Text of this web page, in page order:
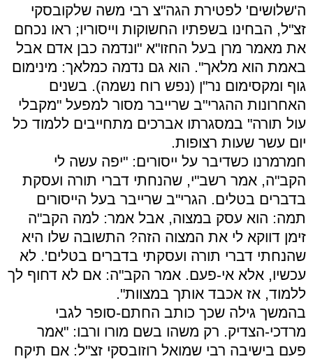
ה'שלושים' לפטירת הגה"צ רבי משה שלקובסקי
זצ"ל, הבחינו בשפתיו החשוקות וייסוריו; ראו נכחם
את מאמר מרן בעל החזו"א "ונדמה כבן אדם אבל
באמת הוא מלאך". הוא גם נדמה כמלאך: מינימום
גוף ומקסימום נר"ן (נפש רוח נשמה). בשנים
האחרונות ההגרי"ב שרייבר מסור למפעל "מקבלי
עול תורה" במסגרתו אברכים מתחייבים ללמוד כל
יום עשר שעות רצופות.
חמרמרנו כשדיבר על ייסורים: "יפה עשה לי
הקב"ה, אמר רשב"י, שהנחתי דברי תורה ועסקת
בדברים בטלים. הגרי"ב שרייבר בעל הייסורים
תמה: הוא עסק במצוה, אבל אמר: למה הקב"ה
זימן דווקא לי את המצוה הזה? התשובה שלו היא
שהנחתי דברי תורה ועסקתי בדברים בטלים'. לא
עכשיו, אלא אי-פעם. אמר הקב"ה: אם לא דחוף לך
ללמוד, אז אכבד אותך במצוות".
בהמשך גילה שכך כותב החתם-סופר לגבי
מרדכי-הצדיק. רק משהו בשם מורו ורבו: "אמר
פעם בישיבה רבי שמואל רוזובסקי זצ"ל: אם תיקח